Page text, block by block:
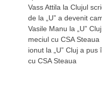
Vass Attila la Clujul
de la „U” a devenit
Vasile Manu la
„U”
meciul cu CSA Steaua
ionut la
„U” Cluj a
cu CSA Steaua